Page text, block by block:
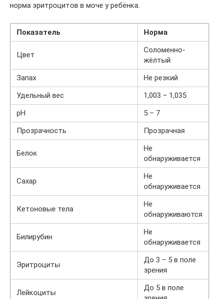
норма эритроцитов в моче у ребёнка.
Показатель Норма
Цвет
Соломенно-
жёлтый
Запах
Не резкий
Удельный вес
1,003 – 1,035
рН
5 – 7
Прозрачность
Прозрачная
Белок
Не
обнаруживается
Сахар
Не
обнаруживается
Кетоновые тела
Не
обнаруживаются
Билирубин
Не
обнаруживается
Эритроциты
До 3 – 5 в поле
зрения
Лейкоциты
До 5 в поле